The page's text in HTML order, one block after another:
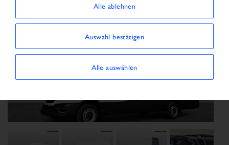
Alle ablehnen
Auswahl bestätigen
Alle auswählen